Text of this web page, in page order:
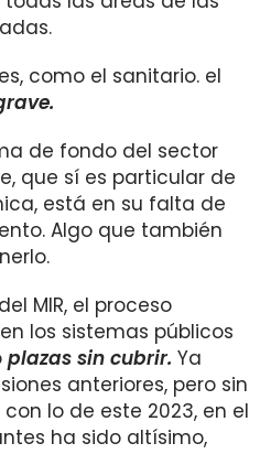
como el sanitario. el
de fondo del sector
que sí es particular de
está en su falta de
Algo que también
MIR, el proceso
los sistemas públicos
plazas sin cubrir. Ya
anteriores, pero sin
lo de este 2023, en el
ha sido altísimo,